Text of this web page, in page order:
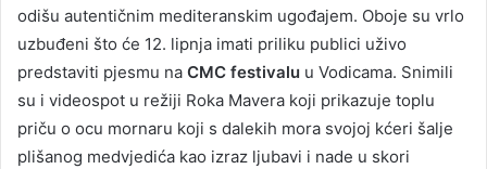
odišu autentičnim mediteranskim ugođajem. Oboje su vrlo
uzbuđeni što će 12. lipnja imati priliku publici uživo
predstaviti pjesmu na CMC festivalu u Vodicama. Snimili
su i videospot u režiji Roka Mavera koji prikazuje toplu
priču o ocu mornaru koji s dalekih mora svojoj kćeri šalje
plišanog medvjedića kao izraz ljubavi i nade u skori